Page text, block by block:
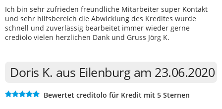
Ich bin sehr zufrieden freundliche Mitarbeiter super Kontakt
und sehr hilfsbereich die Abwicklung des Kredites wurde
schnell und zuverlässig bearbeitet immer wieder gerne
crediolo vielen herzlichen Dank und Gruss Jörg K.
Doris K. aus Eilenburg am 23.06.2020
Bewertet creditolo für Kredit mit 5 Sternen